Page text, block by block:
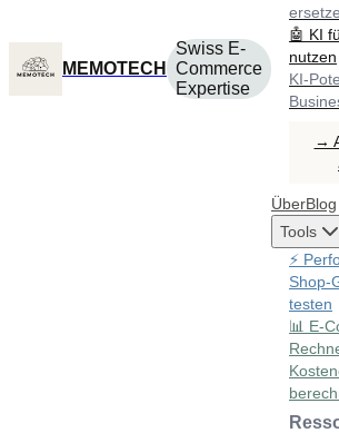
MEMOTECH
Swiss E-
Commerce
Expertise
🤖 KI
nutzen
KI-
→
ÜberBlog
Tools
⚡
Shop-
testen
📊 E-